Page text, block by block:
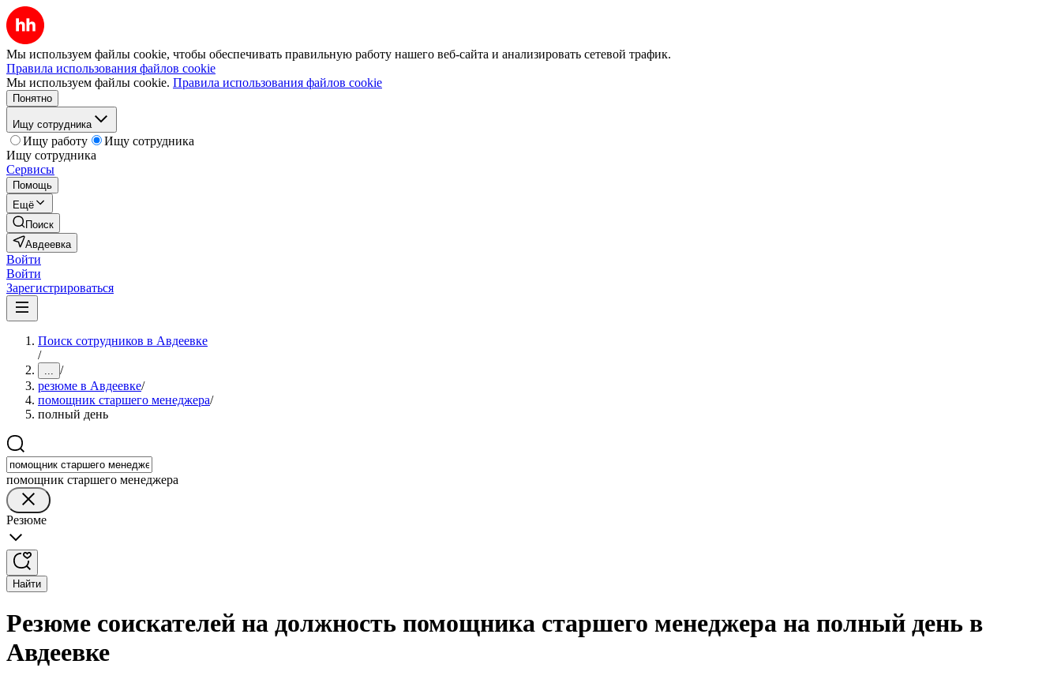
Мы используем файлы cookie, чтобы обеспечивать правильную работу нашего веб-сайта и анализировать сетевой трафик.
Правила использования файлов cookie
Мы используем файлы cookie. Правила использования файлов cookie
Понятно
Ищу сотрудника
Ищу работу
Ищу сотрудника
Ищу сотрудника
Сервисы
Помощь
Ещё
Поиск
Авдеевка
Войти
Войти
Зарегистрироваться
Поиск сотрудников в Авдеевке
/
... /
резюме в Авдеевке/
помощник старшего менеджера/
полный день
помощник старшего менеджера
Резюме
Найти
Резюме соискателей на должность помощника старшего менеджера на полный день в
Авдеевке